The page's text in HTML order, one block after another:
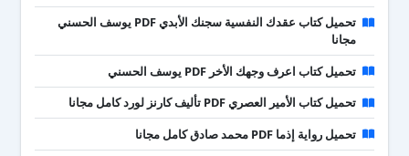
تحميل كتاب عقدك النفسية سجنك الأبدي PDF يوسف الحسني
مجانا
تحميل كتاب اعرف وجهك الأخر PDF يوسف الحسني
تحميل كتاب الأمير العصري PDF تأليف كارنز لورد كامل مجانا
تحميل رواية إذما PDF محمد صادق كامل مجانا